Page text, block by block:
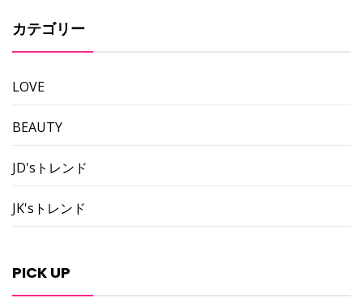
カテゴリー
LOVE
BEAUTY
JD'sトレンド
JK'sトレンド
PICK UP